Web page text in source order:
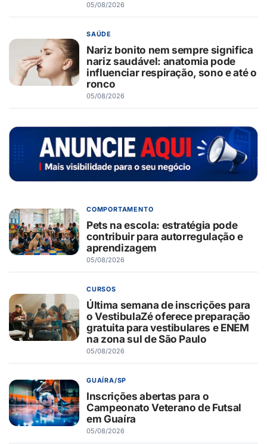
05/08/2026
SAÚDE
Nariz bonito nem sempre significa
nariz saudável: anatomia pode
influenciar respiração, sono e até o
ronco
05/08/2026
COMPORTAMENTO
Pets na escola: estratégia pode
contribuir para autorregulação e
aprendizagem
05/08/2026
CURSOS
Última semana de inscrições para
o VestibulaZé oferece preparação
gratuita para vestibulares e ENEM
na zona sul de São Paulo
05/08/2026
GUAÍRA/SP
Inscrições abertas para o
Campeonato Veterano de Futsal
em Guaíra
05/08/2026